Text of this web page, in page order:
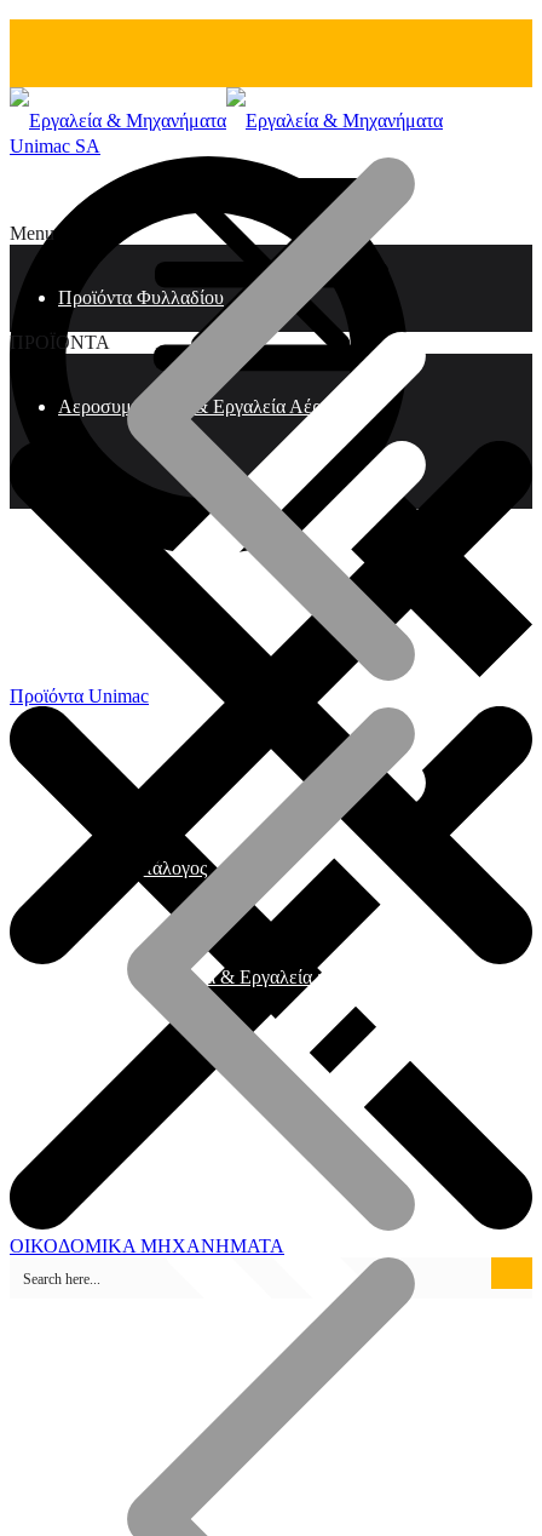
Menu
Προϊόντα Φυλλαδίου
Γενικός Κατάλογος
Καταστήματα Πώλησης
ΠΡΟΪΟΝΤΑ
Αεροσυμπιεστές & Εργαλεία Αέρος
Ηλεκτρικά εργαλεία & Εργαλεία μπαταρίας
Unimac SA
Προϊόντα Unimac
ΟΙΚΟΔΟΜΙΚΑ ΜΗΧΑΝΗΜΑΤΑ